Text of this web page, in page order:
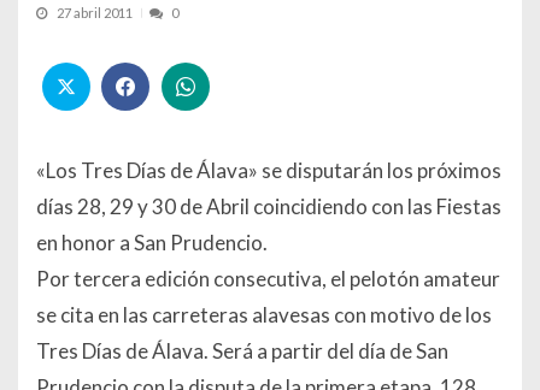
27 abril 2011 0
«Los Tres Días de Álava» se disputarán los próximos
días 28, 29 y 30 de Abril coincidiendo con las Fiestas
en honor a San Prudencio.
Por tercera edición consecutiva, el pelotón amateur
se cita en las carreteras alavesas con motivo de los
Tres Días de Álava. Será a partir del día de San